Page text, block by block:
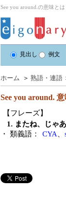
See you around.の意味とは
見出し 例文
ホーム ＞ 熟語・連語
See you around. 意
【フレーズ】
1. またね、じゃ
・ 類義語：
CYA